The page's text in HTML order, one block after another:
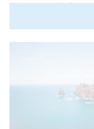
de Europa y disfrutar
perfectamente
principales llamadas